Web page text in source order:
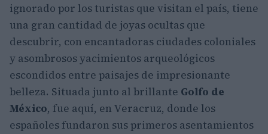
ignorado por los turistas que visitan el país, tiene
una gran cantidad de joyas ocultas que
descubrir, con encantadoras ciudades coloniales
y asombrosos yacimientos arqueológicos
escondidos entre paisajes de impresionante
belleza. Situada junto al brillante Golfo de
México, fue aquí, en Veracruz, donde los
españoles fundaron sus primeros asentamientos